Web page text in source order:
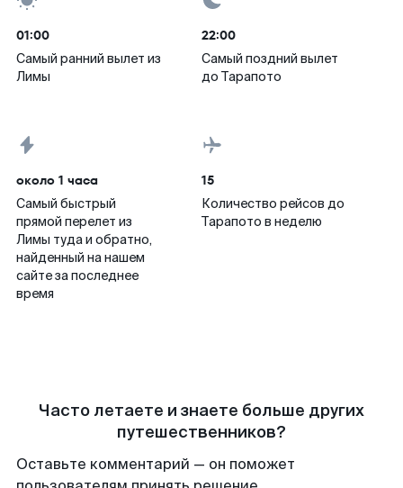
01:00
Самый ранний вылет из
Лимы
22:00
Самый поздний вылет
до Тарапото
около 1 часа
Самый быстрый
прямой перелет из
Лимы туда и обратно,
найденный на нашем
сайте за последнее
время
15
Количество рейсов до
Тарапото в неделю
Часто летаете и знаете больше других
путешественников?
Оставьте комментарий — он поможет